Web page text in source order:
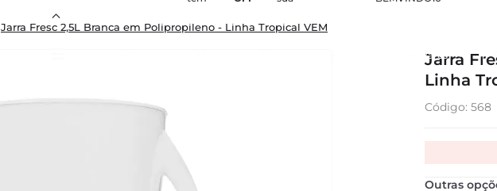
Bares
Jarra Fresc 2,5L Branca em Polipropileno - Linha Tropical VEM
Jarra
Linha
:568